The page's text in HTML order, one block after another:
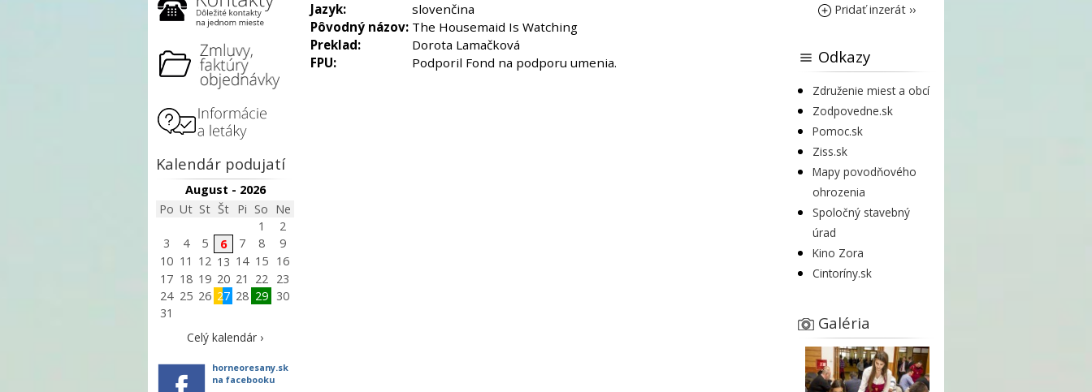
Jazyk:
slovenčina
Pôvodný názov: The Housemaid Is Watching
Preklad:
Dorota Lamačková
FPU:
Podporil Fond na podporu umenia.
Kalendár podujatí
August - 2026
Po Ut St Št Pi So Ne
1
2
3
4 5 6 7 8
9
10 11 12 13 14 15
16
17 18 19 20 21 22
23
24 25 26 27 28 29
30
31
Celý kalendár ›
horneoresany.sk
na facebooku
Pridať inzerát ››
Odkazy
Združenie miest a obcí
Zodpovedne.sk
Pomoc.sk
Ziss.sk
Mapy povodňového
ohrozenia
Spoločný stavebný
úrad
Kino Zora
Cintoríny.sk
Galéria